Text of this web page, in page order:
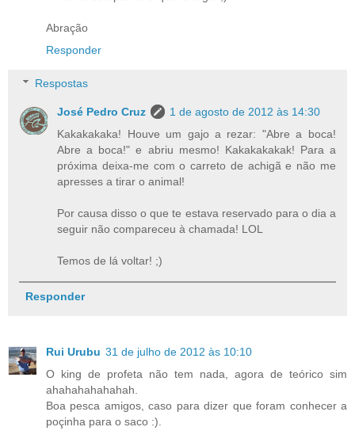
Abração
Responder
Respostas
José Pedro Cruz
1 de agosto de 2012 às 14:30
Kakakakaka! Houve um gajo a rezar: "Abre a boca!
Abre a boca!" e abriu mesmo! Kakakakakak! Para a
próxima deixa-me com o carreto de achigã e não me
apresses a tirar o animal!
Por causa disso o que te estava reservado para o dia a
seguir não compareceu à chamada! LOL
Temos de lá voltar! ;)
Responder
Rui Urubu 31 de julho de 2012 às 10:10
O king de profeta não tem nada, agora de teórico sim
ahahahahahahah.
Boa pesca amigos, caso para dizer que foram conhecer a
poçinha para o saco :).